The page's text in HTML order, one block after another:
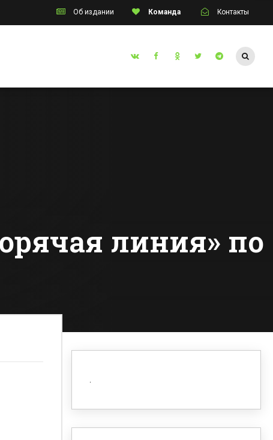
Об издании Команда Контакты
линия» по